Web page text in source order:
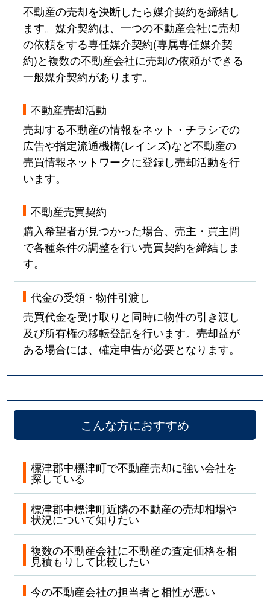
不動産の売却を決断したら媒介契約を締結し
ます。媒介契約は、一つの不動産会社に売却
の依頼をする専任媒介契約(専属専任媒介契
約)と複数の不動産会社に売却の依頼ができる
一般媒介契約があります。
不動産売却活動
売却する不動産の情報をネット・チラシでの
広告や指定流通機構(レインズ)など不動産の
売買情報ネットワークに登録し売却活動を行
います。
不動産売買契約
購入希望者が見つかった場合、売主・買主間
で各種条件の調整を行い売買契約を締結しま
す。
代金の受領・物件引渡し
売買代金を受け取りと同時に物件の引き渡し
及び所有権の移転登記を行います。売却益が
ある場合には、確定申告が必要となります。
こんな方におすすめ
標津郡中標津町で不動産売却に強い会社を
探している
標津郡中標津町近隣の不動産の売却相場や
状況について知りたい
複数の不動産会社に不動産の査定価格を相
見積もりして比較したい
今の不動産会社の担当者と相性が悪い